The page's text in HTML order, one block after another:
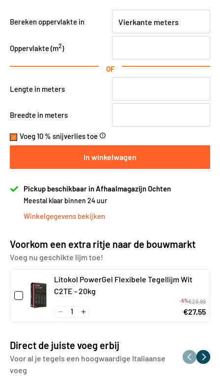
Bereken oppervlakte in
Oppervlakte (m2)
OF
Lengte in meters
Breedte in meters
Voeg 10 % snijverlies toe error_outline
In winkelwagen
Pickup beschikbaar in Afhaalmagazijn Ochten
Meestal klaar binnen 24 uur
Winkelgegevens bekijken
Voorkom een extra ritje naar de bouwmarkt
Voeg nu geschikte lijm toe!
Litokol PowerGel Flexibele Tegellijm Wit
C2TE - 20kg
-5%€28,99
€27,55
Direct de juiste voeg erbij
Voor al je tegels een hoogwaardige Italiaanse
voeg